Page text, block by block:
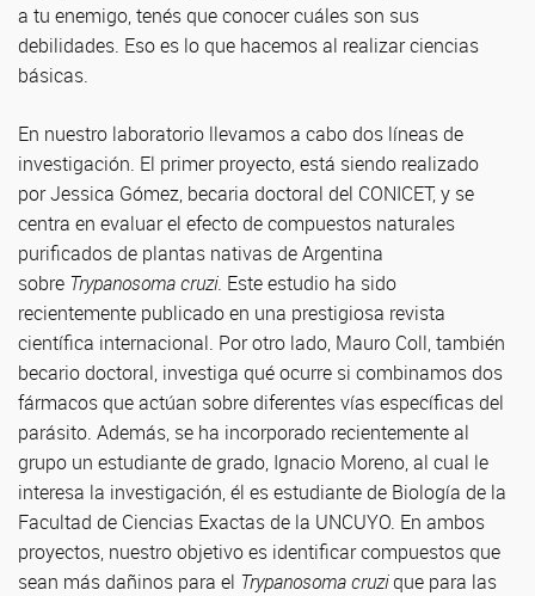
a tu enemigo, tenés que conocer cuáles son sus
debilidades. Eso es lo que hacemos al realizar ciencias
básicas.
En nuestro laboratorio llevamos a cabo dos líneas de
investigación. El primer proyecto, está siendo realizado
por Jessica Gómez, becaria doctoral del CONICET, y se
centra en evaluar el efecto de compuestos naturales
purificados de plantas nativas de Argentina
sobre Trypanosoma cruzi. Este estudio ha sido
recientemente publicado en una prestigiosa revista
científica internacional. Por otro lado, Mauro Coll, también
becario doctoral, investiga qué ocurre si combinamos dos
fármacos que actúan sobre diferentes vías específicas del
parásito. Además, se ha incorporado recientemente al
grupo un estudiante de grado, Ignacio Moreno, al cual le
interesa la investigación, él es estudiante de Biología de la
Facultad de Ciencias Exactas de la UNCUYO. En ambos
proyectos, nuestro objetivo es identificar compuestos que
sean más dañinos para el Trypanosoma cruzique para las